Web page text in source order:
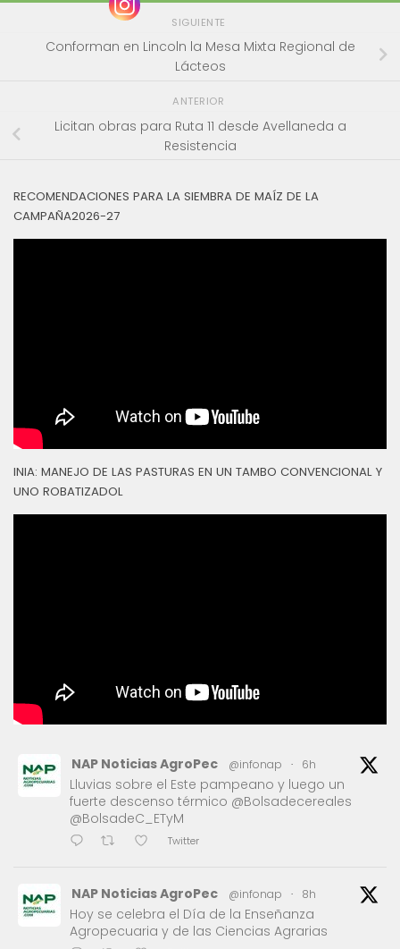
SIGUIENTE
Conforman en Lincoln la Mesa Mixta Regional de
Lácteos
ANTERIOR
Licitan obras para Ruta 11 desde Avellaneda a
Resistencia
RECOMENDACIONES PARA LA SIEMBRA DE MAÍZ DE LA
CAMPAÑA2026-27
INIA: MANEJO DE LAS PASTURAS EN UN TAMBO CONVENCIONAL Y
UNO ROBATIZADOL
NAP Noticias AgroPec @infonap · 6h
Lluvias sobre el Este pampeano y luego un
fuerte descenso térmico @Bolsadecereales
@BolsadeC_ETyM
Twitter
NAP Noticias AgroPec @infonap · 8h
Hoy se celebra el Día de la Enseñanza
Agropecuaria y de las Ciencias Agrarias